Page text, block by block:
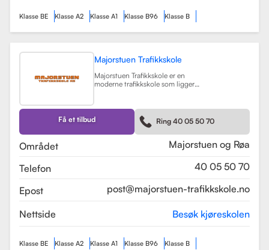
Klasse BE Klasse A2 Klasse A1 Klasse B96 Klasse B
Majorstuen Trafikkskole
Majorstuen Trafikkskole er en
moderne trafikkskole som ligger
etablert i 2015 og har raskt blitt
kjent for sin høye kvalitet på
opplæring. Alle instruktørene er
pedagogisk utdannet fra Nord
Universitet og Met Universitet, noe
som sikrer en profesjonell og trygg
Få et tilbud Ring 40 05 50 70
Området
Majorstuen og Røa
Telefon
40 05 50 70
Epost
post@majorstuen-trafikkskole.no
Nettside Besøk kjøreskolen
Klasse BE Klasse A2 Klasse A1 Klasse B96 Klasse B